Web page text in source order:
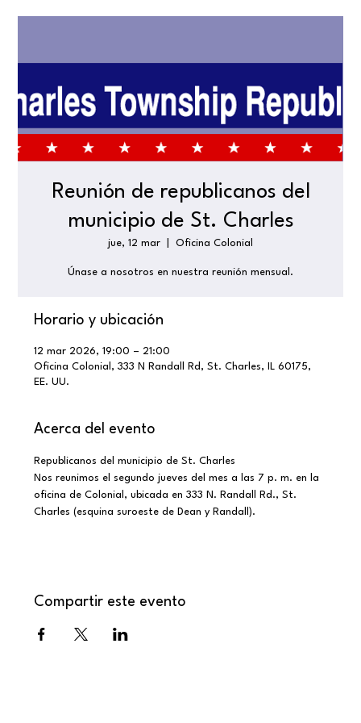
Reunión de republicanos del
municipio de St. Charles
jue, 12 mar Oficina Colonial
Únase a nosotros en nuestra reunión mensual.
Horario y ubicación
12 mar 2026, 19:00 – 21:00
Oficina Colonial, 333 N Randall Rd, St. Charles, IL 60175,
EE. UU.
Acerca del evento
Republicanos del municipio de St. Charles
Nos reunimos el segundo jueves del mes a las 7 p. m. en la
oficina de Colonial, ubicada en 333 N. Randall Rd., St.
Charles (esquina suroeste de Dean y Randall).
Compartir este evento